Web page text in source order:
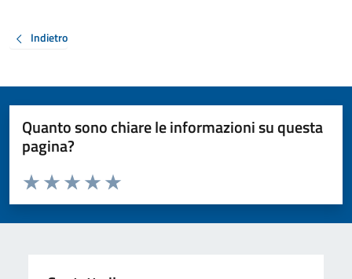
Indietro
Quanto sono chiare le informazioni su questa
pagina?
Valuta da 1 a 5 stelle la pagina
Valuta 5 stelle su 5
Valuta 4 stelle su 5
Valuta 3 stelle su 5
Valuta 2 stelle su 5
Valuta 1 stelle su 5